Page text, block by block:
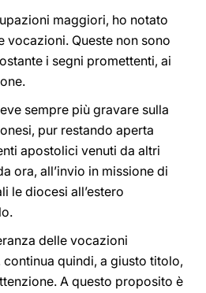
maggiori, ho notato
vocazioni. Queste non sono
i segni promettenti, ai
sempre più gravare sulla
pur restando aperta
apostolici venuti da altri
ora, all’invio in missione di
le diocesi all’estero
delle vocazioni
quindi, a giusto titolo,
A questo proposito è